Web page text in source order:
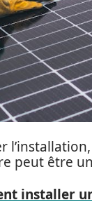
peut être
installer